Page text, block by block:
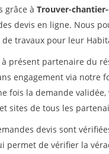
grâce à Trouver-
devis en ligne. Nous
travaux pour leur
à présent partenaire du
engagement via notre
fois la demande
sites de tous les
devis sont
permet de vérifier la